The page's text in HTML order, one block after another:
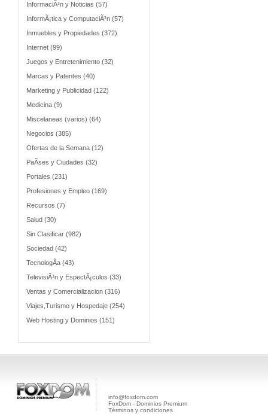
InformaciÃ³n y Noticias (57)
InformÃ¡tica y ComputaciÃ³n (57)
Inmuebles y Propiedades (372)
Internet (99)
Juegos y Entretenimiento (32)
Marcas y Patentes (40)
Marketing y Publicidad (122)
Medicina (9)
Miscelaneas (varios) (64)
Negocios (385)
Ofertas de la Semana (12)
PaÃ­ses y Ciudades (32)
Portales (231)
Profesiones y Empleo (169)
Recursos (7)
Salud (30)
Sin Clasificar (982)
Sociedad (42)
TecnologÃ­a (43)
TelevisiÃ³n y EspectÃ¡culos (33)
Ventas y Comercializacion (316)
Viajes,Turismo y Hospedaje (254)
Web Hosting y Dominios (151)
info@foxdom.com
FoxDom - Dominios Premium
Términos y condiciones